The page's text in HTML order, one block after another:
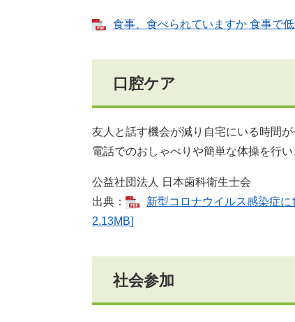
食事、食べられていますか 食事で
口腔ケア
友人と話す機会が減り自宅にいる時間
電話でのおしゃべりや簡単な体操を行
公益社団法人 日本歯科衛生士会
出典：
新型コロナウイルス感染症
2.13MB]
社会参加